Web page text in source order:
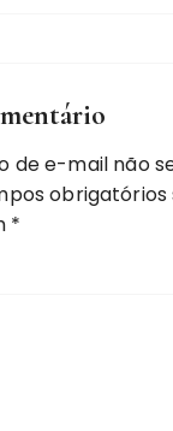
de e-mail não
obrigatórios
*